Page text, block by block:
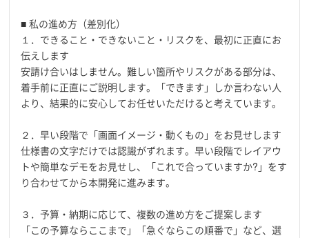
■ 私の進め方（差別化）
１．できること・できないこと・リスクを、最初に正直にお
伝えします
安請け合いはしません。難しい箇所やリスクがある部分は、
着手前に正直にご説明します。「できます」しか言わない人
より、結果的に安心してお任せいただけると考えています。
２．早い段階で「画面イメージ・動くもの」をお見せします
仕様書の文字だけでは認識がずれます。早い段階でレイアウ
トや簡単なデモをお見せし、「これで合っていますか?」をす
り合わせてから本開発に進みます。
３．予算・納期に応じて、複数の進め方をご提案します
「この予算ならここまで」「急ぐならこの順番で」など、選